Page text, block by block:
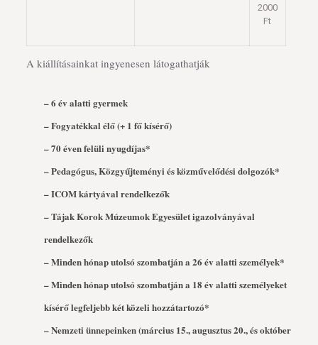
2000
Ft
A kiállításainkat ingyenesen látogathatják
– 6 év alatti gyermek
– Fogyatékkal élő (+ 1 fő kísérő)
– 70 éven felüli nyugdíjas*
– Pedagógus, Közgyűjteményi és közművelődési dolgozók*
– ICOM kártyával rendelkezők
– Tájak Korok Múzeumok Egyesület igazolványával
rendelkezők
– Minden hónap utolsó szombatján a 26 év alatti személyek*
– Minden hónap utolsó szombatján a 18 év alatti személyeket
kísérő legfeljebb két közeli hozzátartozó*
– Nemzeti ünnepeinken (március 15., augusztus 20., és október